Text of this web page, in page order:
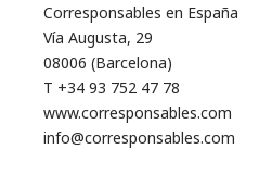
Corresponsables en España
Vía Augusta, 29
08006 (Barcelona)
T +34 93 752 47 78
www.corresponsables.com
info@corresponsables.com